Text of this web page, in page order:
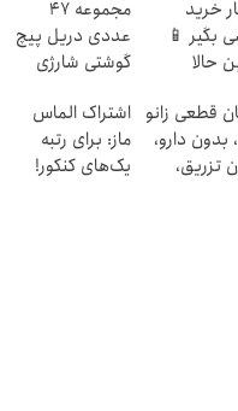
خرید
بگیر 📱
حالا
🎯
مجموعه 47
عددی دریل پیچ
گوشتی شارژی
محدود) قطعی زانو
بدون دارو،
تزریق،
اشتراک الماس
ماز: برای رتبه
یک‌های کنکور!